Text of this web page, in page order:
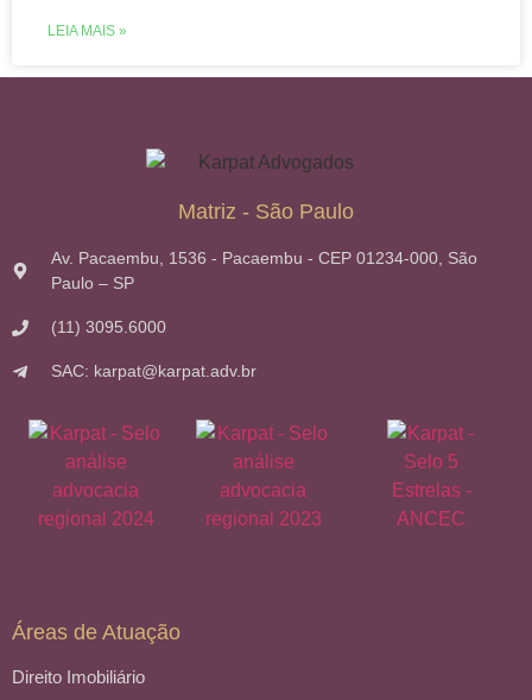
LEIA MAIS »
Matriz - São Paulo
Av. Pacaembu, 1536 - Pacaembu - CEP 01234-000, São
Paulo – SP
(11) 3095.6000
SAC: karpat@karpat.adv.br
Áreas de Atuação
Direito Imobiliário